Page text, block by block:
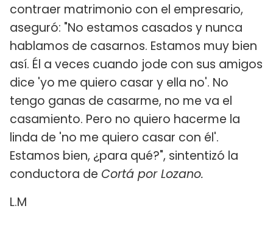
contraer matrimonio con el empresario,
aseguró: "No estamos casados y nunca
hablamos de casarnos. Estamos muy bien
así. Él a veces cuando jode con sus amigos
dice 'yo me quiero casar y ella no'. No
tengo ganas de casarme, no me va el
casamiento. Pero no quiero hacerme la
linda de 'no me quiero casar con él'.
Estamos bien, ¿para qué?", sintentizó la
conductora de Cortá por Lozano.
L.M